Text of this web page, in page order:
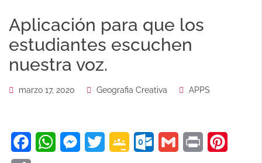
Aplicación para que los
estudiantes escuchen
nuestra voz.
marzo 17, 2020 Geografia Creativa APPS
FacebookWhatsAppMessenger
Twitter Google Outlook.com
Gmail Print